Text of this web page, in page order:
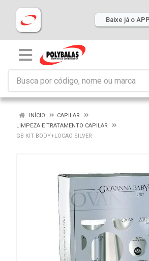
Baixe já o
INÍCIO
CAPILAR
LIMPEZA E TRATAMENTO CAPILAR
GB KIT BODY+LOCAO SILVER